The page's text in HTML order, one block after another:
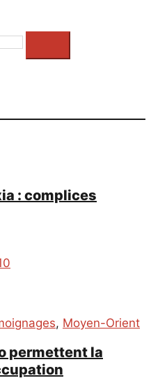
: complices
, Moyen-Orient
permettent la